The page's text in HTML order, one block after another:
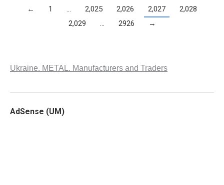
← 1 … 2,025 2,026 2,027
2,028
2,029
… 2926 →
Ukraine. METAL. Manufacturers and Traders
AdSense (UM)